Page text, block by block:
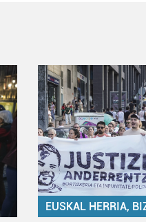
EUSKAL HERRIA,